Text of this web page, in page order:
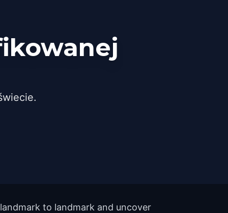
to landmark and uncover